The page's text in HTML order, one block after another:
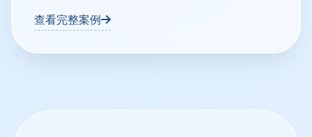
查看完整案例